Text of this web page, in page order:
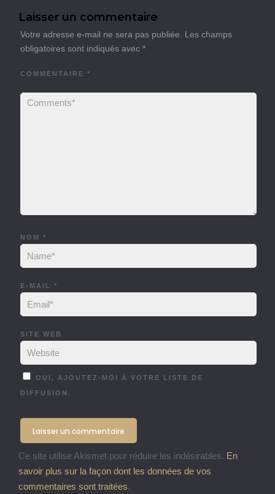
Laisser un commentaire
Votre adresse e-mail ne sera pas publiée.
Les champs
obligatoires sont indiqués avec *
COMMENTAIRE *
NOM *
E-MAIL *
SITE WEB
OUI, AJOUTEZ-MOI À VOTRE LISTE DE
DIFFUSION.
Ce site utilise Akismet pour réduire les indésirables. En
savoir plus sur la façon dont les données de vos
commentaires sont traitées.